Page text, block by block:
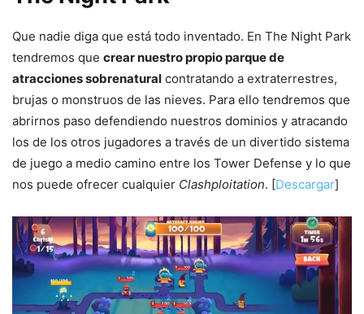
Que nadie diga que está todo inventado. En The Night Park
tendremos que crear nuestro propio parque de
atracciones sobrenatural contratando a extraterrestres,
brujas o monstruos de las nieves. Para ello tendremos que
abrirnos paso defendiendo nuestros dominios y atracando
los de los otros jugadores a través de un divertido sistema
de juego a medio camino entre los Tower Defense y lo que
nos puede ofrecer cualquier Clashploitation. [Descargar]